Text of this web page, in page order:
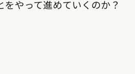
をやって進めていくのか？